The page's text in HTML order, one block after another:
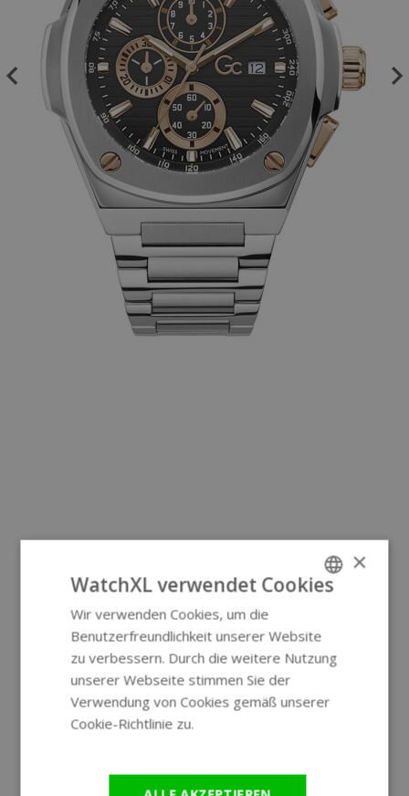
GERMAN
×
WatchXL verwendet Cookies
Wir verwenden Cookies, um die
Benutzerfreundlichkeit unserer Website
zu verbessern. Durch die weitere Nutzung
unserer Webseite stimmen Sie der
Verwendung von Cookies gemäß unserer
Cookie-Richtlinie zu.